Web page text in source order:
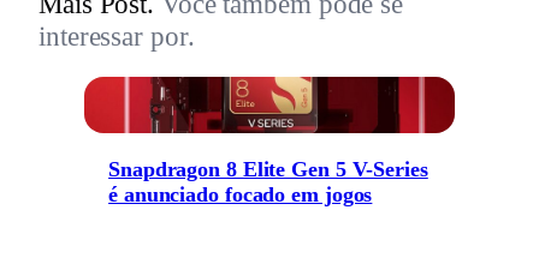
interessar por.
Snapdragon 8 Elite Gen 5 V-Series
é anunciado focado em jogos